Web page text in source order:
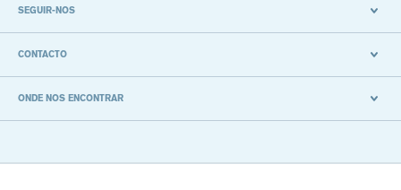
SEGUIR-NOS
CONTACTO
ONDE NOS ENCONTRAR